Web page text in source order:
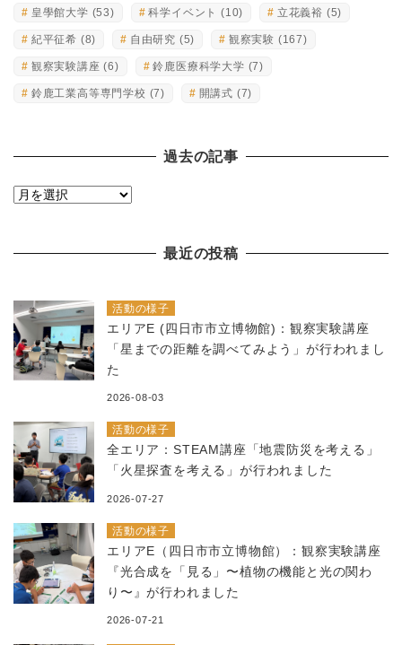
皇學館大学 (53) 科学イベント (10) 立花義裕 (5)
紀平征希 (8) 自由研究 (5) 観察実験 (167)
観察実験講座 (6) 鈴鹿医療科学大学 (7)
鈴鹿工業高等専門学校 (7) 開講式 (7)
過去の記事
過
最近の投稿
活動の様子
エリアE (四日市市立博物館)：観察実験講座
「星までの距離を調べてみよう」が行われまし
た
2026-08-03
活動の様子
全エリア：STEAM講座「地震防災を考える」
「火星探査を考える」が行われました
2026-07-27
活動の様子
エリアE（四日市市立博物館）：観察実験講座
『光合成を「見る」〜植物の機能と光の関わ
り〜』が行われました
2026-07-21